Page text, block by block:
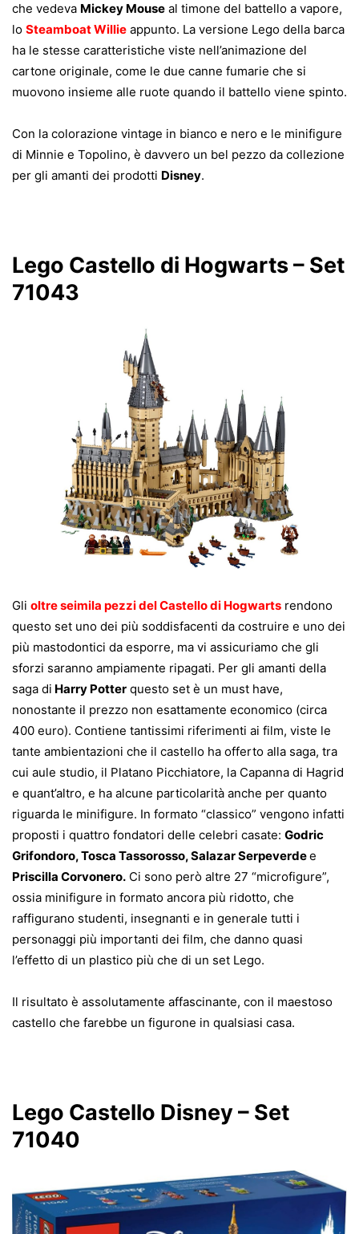
che vedeva Mickey Mouse al timone del battello a vapore,
lo Steamboat Willie appunto. La versione Lego della barca
ha le stesse caratteristiche viste nell’animazione del
cartone originale, come le due canne fumarie che si
muovono insieme alle ruote quando il battello viene spinto.
Con la colorazione vintage in bianco e nero e le minifigure
di Minnie e Topolino, è davvero un bel pezzo da collezione
per gli amanti dei prodotti Disney.
Lego Castello di Hogwarts – Set
71043
Gli oltre seimila pezzi del Castello di Hogwarts rendono
questo set uno dei più soddisfacenti da costruire e uno dei
più mastodontici da esporre, ma vi assicuriamo che gli
sforzi saranno ampiamente ripagati. Per gli amanti della
saga di Harry Potter questo set è un must have,
nonostante il prezzo non esattamente economico (circa
400 euro). Contiene tantissimi riferimenti ai film, viste le
tante ambientazioni che il castello ha offerto alla saga, tra
cui aule studio, il Platano Picchiatore, la Capanna di Hagrid
e quant’altro, e ha alcune particolarità anche per quanto
riguarda le minifigure. In formato “classico” vengono infatti
proposti i quattro fondatori delle celebri casate: Godric
Grifondoro, Tosca Tassorosso, Salazar Serpeverdee
Priscilla Corvonero. Ci sono però altre 27 “microfigure”,
ossia minifigure in formato ancora più ridotto, che
raffigurano studenti, insegnanti e in generale tutti i
personaggi più importanti dei film, che danno quasi
l’effetto di un plastico più che di un set Lego.
Il risultato è assolutamente affascinante, con il maestoso
castello che farebbe un figurone in qualsiasi casa.
Lego Castello Disney – Set
71040